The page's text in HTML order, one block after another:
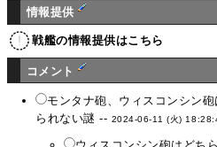
情報提供
戦艦の情報提供はこちら
コメント
モンタナ砲、ウィスコンシン
られない謎 -- 2024-06-11 (火)